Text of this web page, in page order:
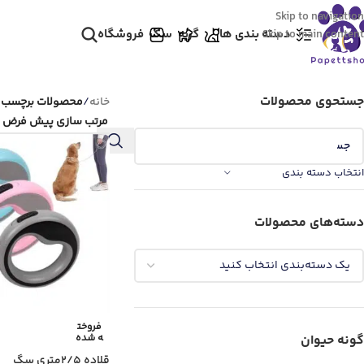
Skip to navigation
Skip to main contentدسته بندی ها گربه سگ فروشگاه
جستحوی محصولات
انتخاب دسته بندی
دسته‌های محصولات
گونه حیوان
خانه/محصولات برچسب خورده
فروخت
ه شده